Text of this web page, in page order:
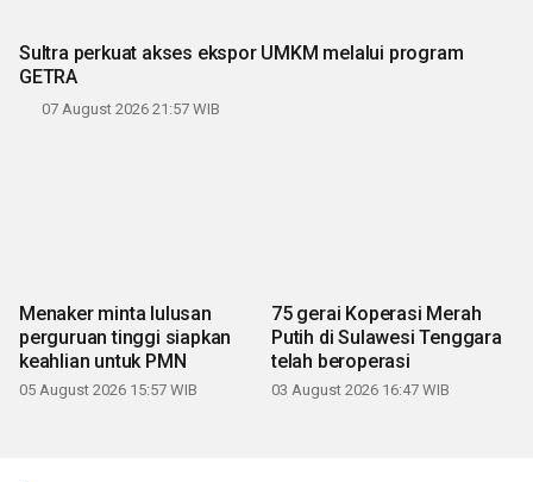
Sultra perkuat akses ekspor UMKM melalui program
GETRA
07 August 2026 21:57 WIB
Menaker minta lulusan
perguruan tinggi siapkan
keahlian untuk PMN
05 August 2026 15:57 WIB
75 gerai Koperasi Merah
Putih di Sulawesi Tenggara
telah beroperasi
03 August 2026 16:47 WIB